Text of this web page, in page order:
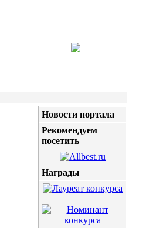
Новости портала
Рекомендуем
посетить
Награды